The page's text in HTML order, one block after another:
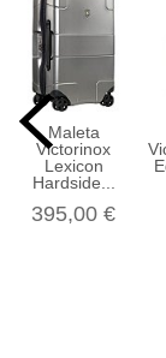
Maleta
Victorinox
Lexicon
Hardside...
395,00 €